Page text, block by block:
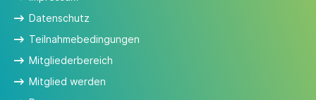
Datenschutz
Teilnahmebedingungen
Mitgliederbereich
Mitglied werden